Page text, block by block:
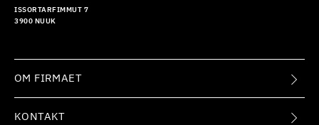
ISSORTARFIMMUT 7
3900 NUUK
OM FIRMAET
KONTAKT